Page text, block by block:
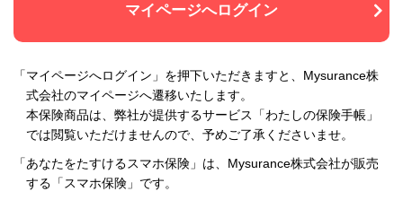
マイページへログイン
「マイページへログイン」を押下いただきますと、Mysurance株
式会社のマイページへ遷移いたします。
本保険商品は、弊社が提供するサービス「わたしの保険手帳」
では閲覧いただけませんので、予めご了承くださいませ。
「あなたをたすけるスマホ保険」は、Mysurance株式会社が販売
する「スマホ保険」です。